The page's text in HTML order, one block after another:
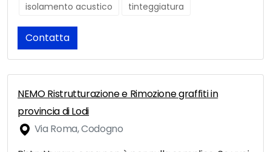
isolamento acustico
tinteggiatura
Contatta
NEMO Ristrutturazione e Rimozione graffiti in
provincia di Lodi
Via Roma, Codogno